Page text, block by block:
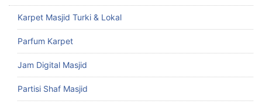
Karpet Masjid Turki & Lokal
Parfum Karpet
Jam Digital Masjid
Partisi Shaf Masjid